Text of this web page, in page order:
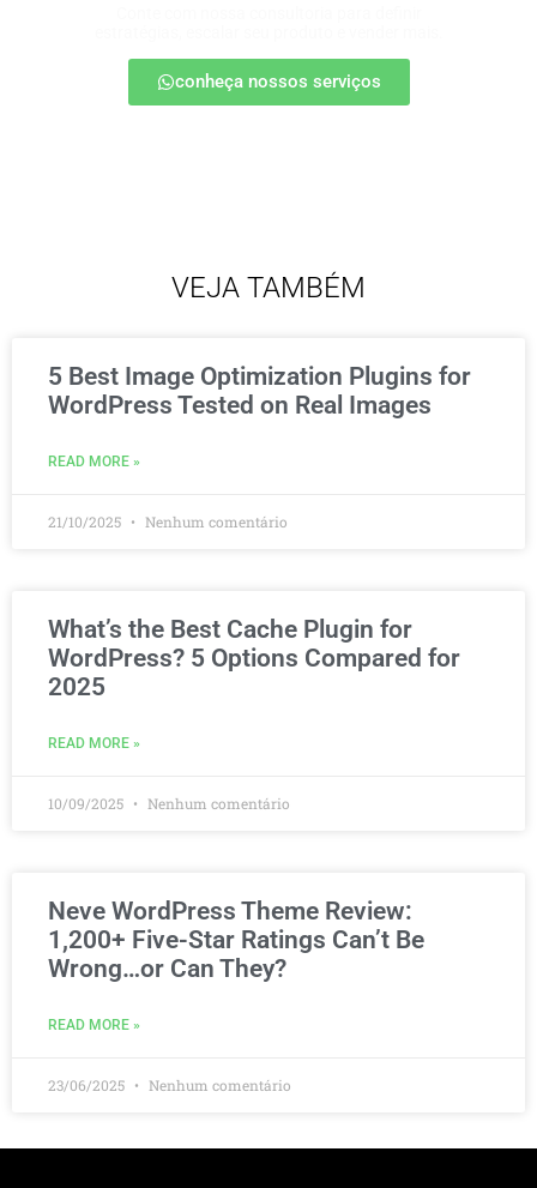
conheça nossos serviços
VEJA TAMBÉM
5 Best Image Optimization Plugins for
WordPress Tested on Real Images
READ MORE »
21/10/2025 Nenhum comentário
What’s the Best Cache Plugin for
WordPress? 5 Options Compared for
2025
READ MORE »
10/09/2025 Nenhum comentário
Neve WordPress Theme Review:
1,200+ Five-Star Ratings Can’t Be
Wrong…or Can They?
READ MORE »
23/06/2025 Nenhum comentário